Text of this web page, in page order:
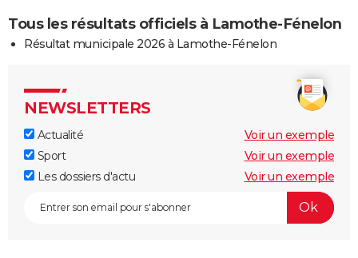
Tous les résultats officiels à Lamothe-Fénelon
Résultat municipale 2026 à Lamothe-Fénelon
NEWSLETTERS
Actualité
Voir un exemple
Sport
Voir un exemple
Les dossiers d'actu
Voir un exemple